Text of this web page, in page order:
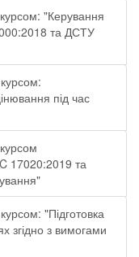
"Керування
та ДСТУ
під час
17020:2019 та
"Підготовка
згідно з вимогами